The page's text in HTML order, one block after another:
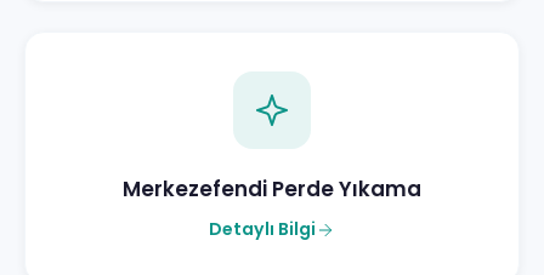
Merkezefendi Perde Yıkama
Detaylı Bilgi